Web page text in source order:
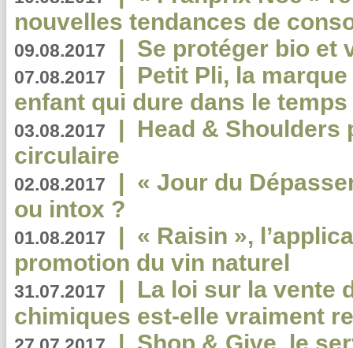
nouvelles tendances de
09.08.2017 | Se protéger bio et
07.08.2017 | Petit Pli, la
enfant qui dure dans le temps
03.08.2017 | Head & Shoulders
circulaire
02.08.2017 | « Jour du
ou intox ?
01.08.2017 | « Raisin »,
promotion du vin naturel
31.07.2017 | La loi sur la vente
chimiques est-elle vraiment